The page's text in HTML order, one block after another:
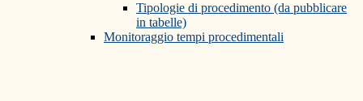
Tipologie di procedimento (da pubblicare
in tabelle)
Monitoraggio tempi procedimentali